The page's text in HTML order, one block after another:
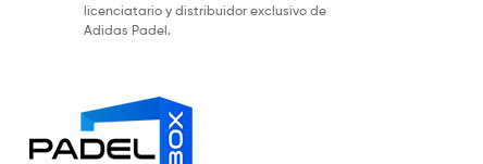
licenciatario y distribuidor exclusivo de
Adidas Padel.